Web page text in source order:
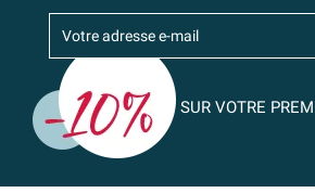
SUR VOTRE